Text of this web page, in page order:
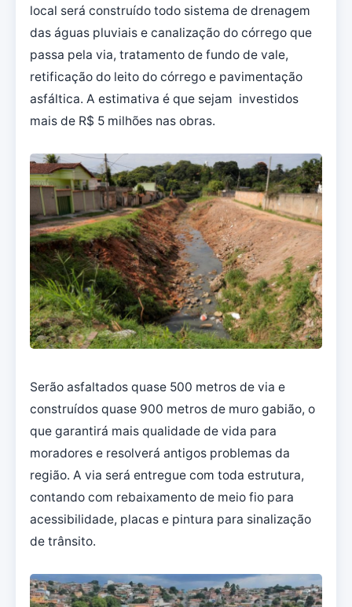
local será construído todo sistema de drenagem
das águas pluviais e canalização do córrego que
passa pela via, tratamento de fundo de vale,
retificação do leito do córrego e pavimentação
asfáltica. A estimativa é que sejam investidos
mais de R$ 5 milhões nas obras.
Serão asfaltados quase 500 metros de via e
construídos quase 900 metros de muro gabião, o
que garantirá mais qualidade de vida para
moradores e resolverá antigos problemas da
região. A via será entregue com toda estrutura,
contando com rebaixamento de meio fio para
acessibilidade, placas e pintura para sinalização
de trânsito.